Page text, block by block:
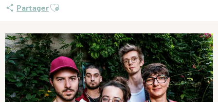
PartagerAjouter aux favoris